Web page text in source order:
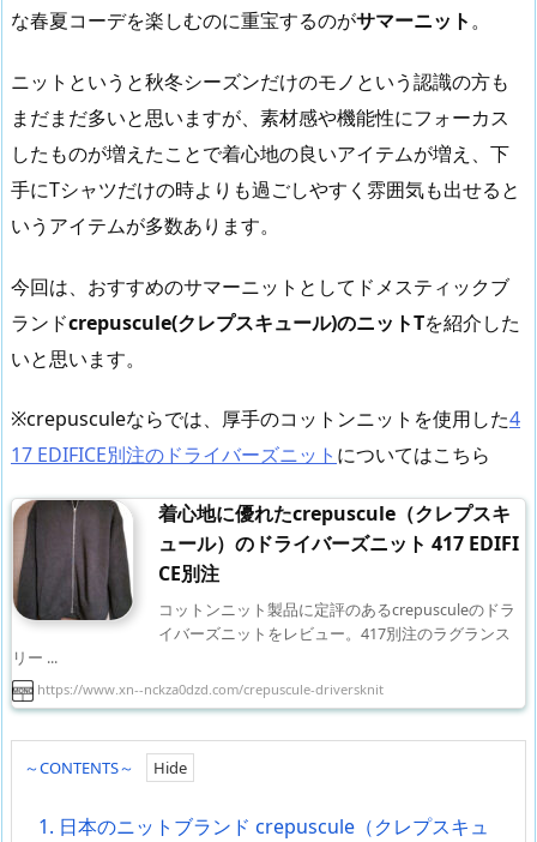
な春夏コーデを楽しむのに重宝するのがサマーニット。
ニットというと秋冬シーズンだけのモノという認識の方も
まだまだ多いと思いますが、素材感や機能性にフォーカス
したものが増えたことで着心地の良いアイテムが増え、下
手にTシャツだけの時よりも過ごしやすく雰囲気も出せると
いうアイテムが多数あります。
今回は、おすすめのサマーニットとしてドメスティックブ
ランドcrepuscule(クレプスキュール)のニットTを紹介した
いと思います。
※crepusculeならでは、厚手のコットンニットを使用した4
17 EDIFICE別注のドライバーズニット についてはこちら
着心地に優れたcrepuscule（クレプスキ
ュール）のドライバーズニット 417 EDIFI
CE別注
コットンニット製品に定評のあるcrepusculeのドラ
イバーズニットをレビュー。417別注のラグランス
リー ...
https://www.xn--nckza0dzd.com/crepuscule-driversknit
～CONTENTS～
1. 日本のニットブランド crepuscule（クレプスキュ